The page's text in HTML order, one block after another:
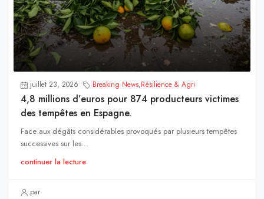
juillet 23, 2026 Breaking News,Résilience & Agri
4,8 millions d’euros pour 874 producteurs victimes
des tempêtes en Espagne.
Face aux dégâts considérables provoqués par plusieurs tempêtes
successives sur les...
continuer la lecture
par